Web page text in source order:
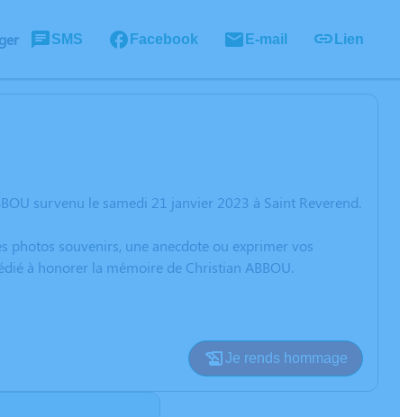
SMS Facebook E-mail Lien
survenu le samedi 21 janvier 2023 à Saint Reverend.
photos souvenirs, une anecdote ou exprimer vos
à honorer la mémoire de Christian ABBOU.
Je rends hommage